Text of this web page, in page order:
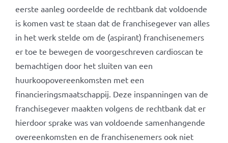
eerste aanleg oordeelde de rechtbank dat voldoende
is komen vast te staan dat de franchisegever van alles
in het werk stelde om de (aspirant) franchisenemers
er toe te bewegen de voorgeschreven cardioscan te
bemachtigen door het sluiten van een
huurkoopovereenkomsten met een
financieringsmaatschappij. Deze inspanningen van de
franchisegever maakten volgens de rechtbank dat er
hierdoor sprake was van voldoende samenhangende
overeenkomsten en de franchisenemers ook niet